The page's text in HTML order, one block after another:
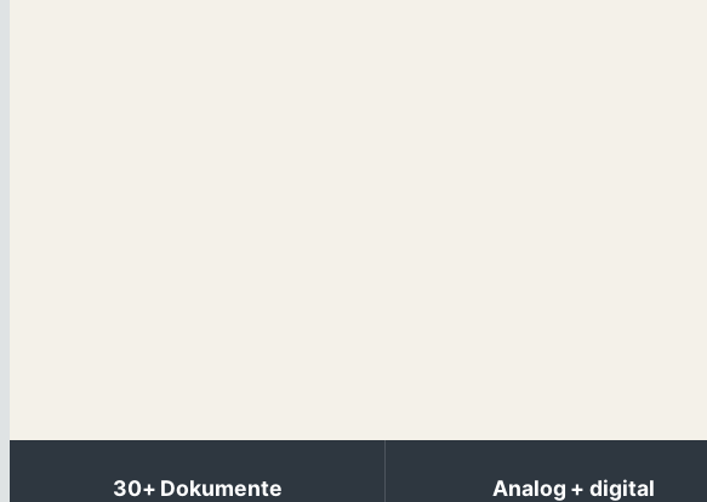
30+ Dokumente Analog + digital